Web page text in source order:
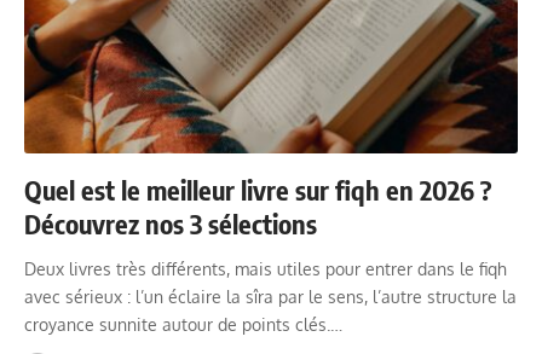
Quel est le meilleur livre sur fiqh en 2026 ?
Découvrez nos 3 sélections
Deux livres très différents, mais utiles pour entrer dans le fiqh
avec sérieux : l’un éclaire la sîra par le sens, l’autre structure la
croyance sunnite autour de points clés.…